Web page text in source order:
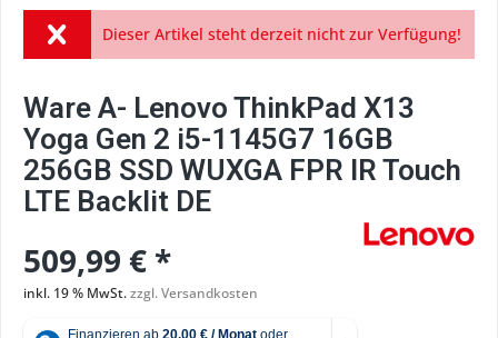
Dieser Artikel steht derzeit nicht zur Verfügung!
Ware A- Lenovo ThinkPad X13
Yoga Gen 2 i5-1145G7 16GB
256GB SSD WUXGA FPR IR Touch
LTE Backlit DE
509,99 € *
inkl. 19 % MwSt.zzgl. Versandkosten